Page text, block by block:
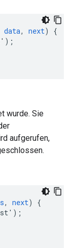
data, next)
{
;
wurde. Sie
aufgerufen,
, next)
{
;